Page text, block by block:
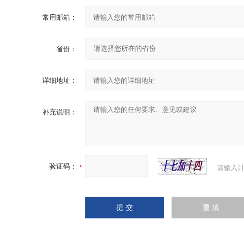
常用邮箱：
省份：
详细地址：
补充说明：
验证码： 请输入